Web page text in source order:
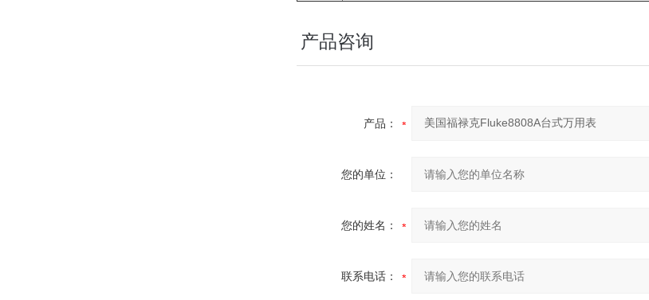
产品咨询
产品：
您的单位：
您的姓名：
联系电话：